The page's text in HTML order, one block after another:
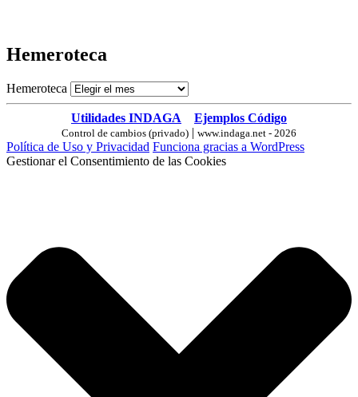
Hemeroteca
Hemeroteca
Utilidades INDAGA Ejemplos Código
Control de cambios (privado) | www.indaga.net - 2026
Política de Uso y Privacidad Funciona gracias a WordPress
Gestionar el Consentimiento de las Cookies